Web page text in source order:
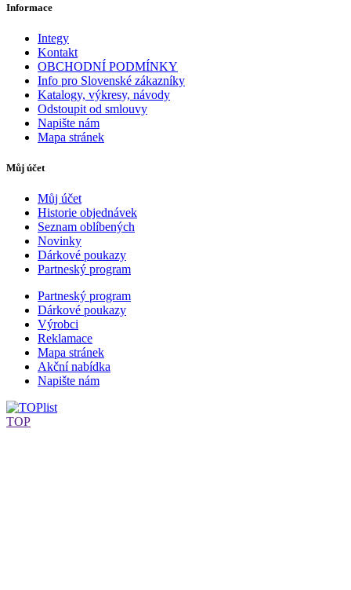
Informace
Integy
Kontakt
OBCHODNÍ PODMÍNKY
Info pro Slovenské zákazníky
Katalogy, výkresy, návody
Odstoupit od smlouvy
Napište nám
Mapa stránek
Můj účet
Můj účet
Historie objednávek
Seznam oblíbených
Novinky
Dárkové poukazy
Partneský program
Partneský program
Dárkové poukazy
Výrobci
Reklamace
Mapa stránek
Akční nabídka
Napište nám
TOP